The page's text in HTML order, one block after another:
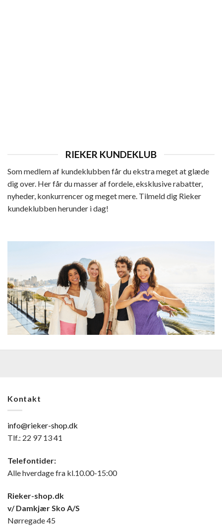
RIEKER KUNDEKLUB
Som medlem af kundeklubben får du ekstra meget at glæde
dig over. Her får du masser af fordele, eksklusive rabatter,
nyheder, konkurrencer og meget mere. Tilmeld dig Rieker
kundeklubben herunder i dag!
Kontakt
info@rieker-shop.dk
Tlf.: 22 97 13 41
Telefontider:
Alle hverdage fra kl.10.00-15:00
Rieker-shop.dk
v/ Damkjær Sko A/S
Nørregade 45